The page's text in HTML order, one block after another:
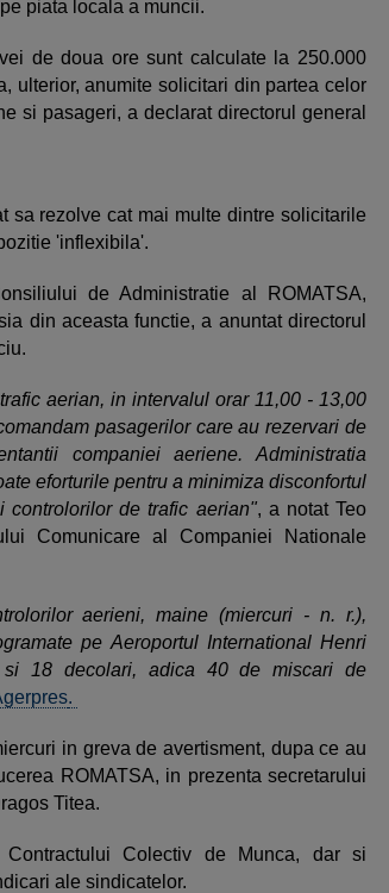
piata locala a muncii.
de doua ore sunt calculate la 250.000
ulterior, anumite solicitari din partea celor
si pasageri, a declarat directorul general
sa rezolve cat mai multe dintre solicitarile
'inflexibila'.
de Administratie al ROMATSA,
din aceasta functie, a anuntat directorul
aerian, in intervalul orar 11,00 - 13,00
pasagerilor care au rezervari de
companiei aeriene. Administratia
eforturile pentru a minimiza disconfortul
controlorilor de trafic aerian", a notat Teo
Comunicare al Companiei Nationale
aerieni, maine (miercuri - n. r.),
pe Aeroportul International Henri
18 decolari, adica 40 de miscari de
.
in greva de avertisment, dupa ce au
ROMATSA, in prezenta secretarului
Titea.
Colectiv de Munca, dar si
ale sindicatelor.